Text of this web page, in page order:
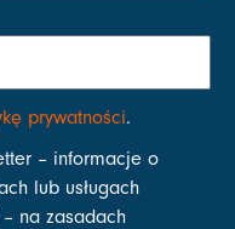
prywatności.
– informacje o
lub usługach
na zasadach